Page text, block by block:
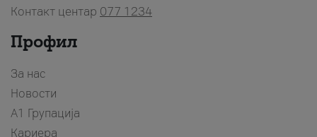
Контакт центар 077 1234
Профил
За нас
Новости
А1 Групација
Кариера